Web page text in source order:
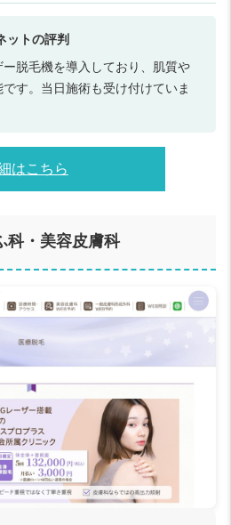
脱毛機を導入しており、肌質や
す。当日施術も受け付けていま
はこちら
科・美容皮膚科